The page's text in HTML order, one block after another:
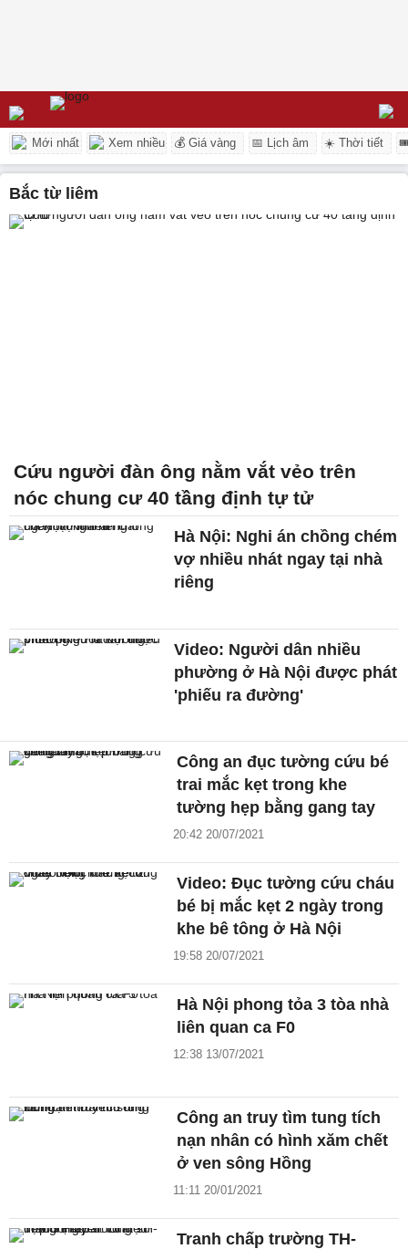
Mới nhất Xem nhiều 💰 Giá vàng 📅 Lịch âm ☀️ Thời tiết
bắc từ liêm
Cứu người đàn ông nằm vắt vẻo trên
nóc chung cư 40 tầng định tự tử
Hà Nội: Nghi án chồng chém
vợ nhiều nhát ngay tại nhà
riêng
Video: Người dân nhiều
phường ở Hà Nội được phát
'phiếu ra đường'
Công an đục tường cứu bé
trai mắc kẹt trong khe
tường hẹp bằng gang tay
20:42 20/07/2021
Video: Đục tường cứu cháu
bé bị mắc kẹt 2 ngày trong
khe bê tông ở Hà Nội
19:58 20/07/2021
Hà Nội phong tỏa 3 tòa nhà
liên quan ca F0
12:38 13/07/2021
Công an truy tìm tung tích
nạn nhân có hình xăm chết
ở ven sông Hồng
11:11 20/01/2021
Tranh chấp trường TH-